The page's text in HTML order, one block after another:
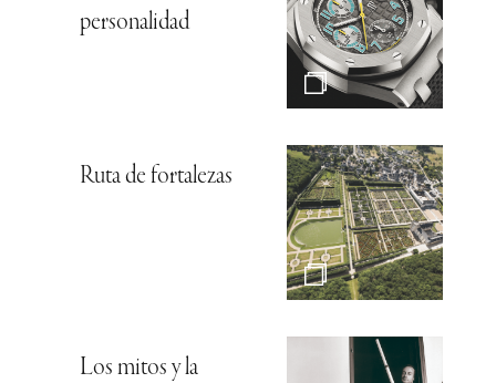
personalidad
Ruta de fortalezas
Los mitos y la